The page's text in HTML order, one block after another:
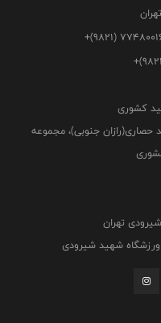
+(9821)
کشوری
حصاری(رازان جنوبی)، مجموعه
تهران
ورزشگاه شهید شیرودی